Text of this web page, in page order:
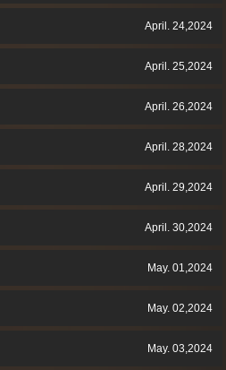
April. 24,2024
April. 25,2024
April. 26,2024
April. 28,2024
April. 29,2024
April. 30,2024
May. 01,2024
May. 02,2024
May. 03,2024